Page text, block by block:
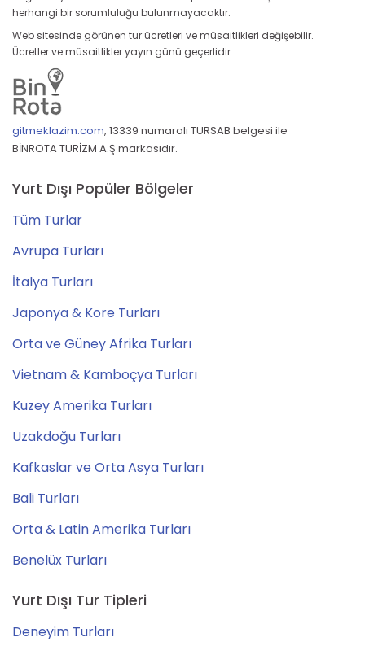
herhangi bir sorumluluğu bulunmayacaktır.
Web sitesinde görünen tur ücretleri ve müsaitlikleri değişebilir.
Ücretler ve müsaitlikler yayın günü geçerlidir.
gitmeklazim.com, 13339 numaralı TURSAB belgesi ile
BİNROTA TURİZM A.Ş markasıdır.
Yurt Dışı Popüler Bölgeler
Tüm Turlar
Avrupa Turları
İtalya Turları
Japonya & Kore Turları
Orta ve Güney Afrika Turları
Vietnam & Kamboçya Turları
Kuzey Amerika Turları
Uzakdoğu Turları
Kafkaslar ve Orta Asya Turları
Bali Turları
Orta & Latin Amerika Turları
Benelüx Turları
Yurt Dışı Tur Tipleri
Deneyim Turları